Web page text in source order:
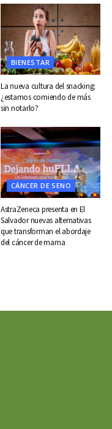
BIENESTAR
La nueva cultura del snacking:
¿estamos comiendo de más
sin notarlo?
CÁNCER DE SENO
AstraZeneca presenta en El
Salvador nuevas alternativas
que transforman el abordaje
del cáncer de mama